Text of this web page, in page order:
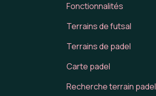
Fonctionnalités
Terrains de futsal
Terrains de padel
Carte padel
Recherche terrain padel